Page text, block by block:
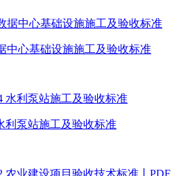
中心基础设施施工及验收标准
利泵站施工及验收标准